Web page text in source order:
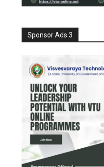
Sponsor Ads 3